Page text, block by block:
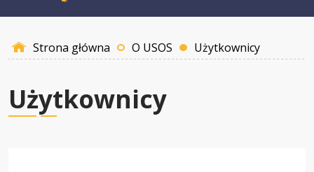
Strona główna O USOS Użytkownicy
Użytkownicy